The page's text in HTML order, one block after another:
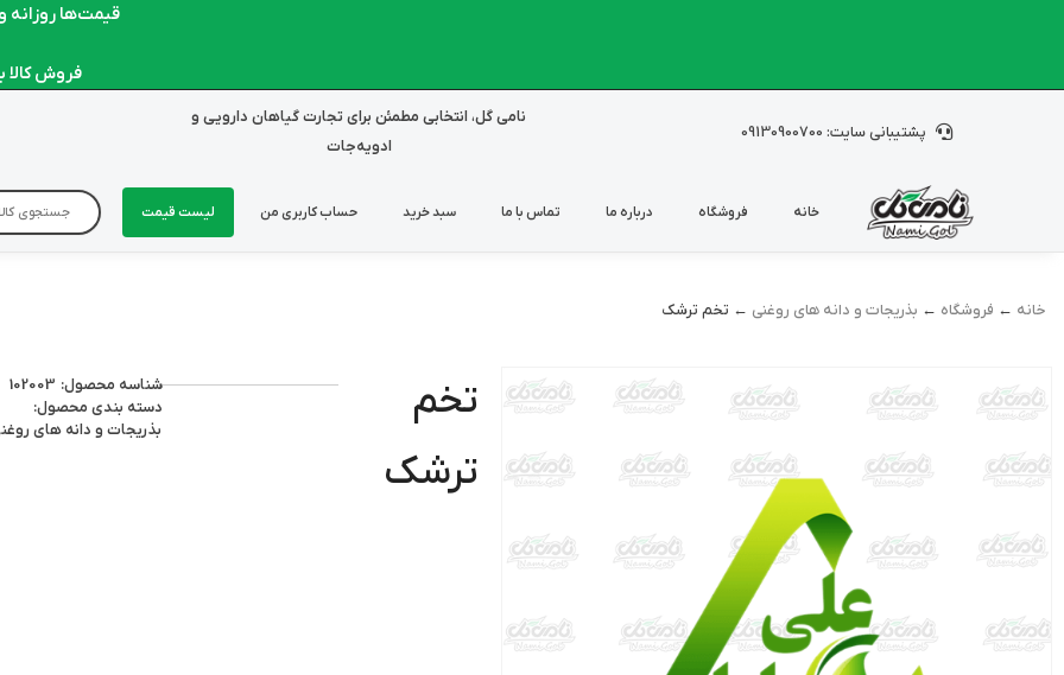
قیمت‌ها روزانه و
فروش کالا به
پشتیبانی سایت: 09130900700
نامی گل، انتخابی مطمئن برای تجارت گیاهان دارویی و
ادویه‌جات
خانه فروشگاه درباره ما تماس با ما سبد خرید حساب کاربری من لیست قیمت
خانه ← فروشگاه ← بذریجات و دانه های روغنی ← تخم ترشک
تخم
ترشک
شناسه محصول: 102003
دسته بندی محصول:
بذریجات و دانه های